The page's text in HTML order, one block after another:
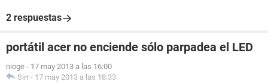
2 respuestas
portátil acer no enciende sólo parpadea el LED
nioge - 17 may 2013 a las 16:00
Sirr - 17 may 2013 a las 18:33